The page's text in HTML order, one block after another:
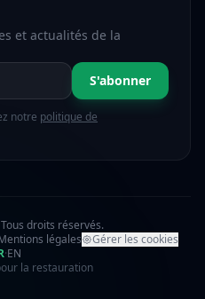
et actualités de la
S'abonner
notre politique de
droits réservés.
légales
Gérer les cookies
·EN
la restauration